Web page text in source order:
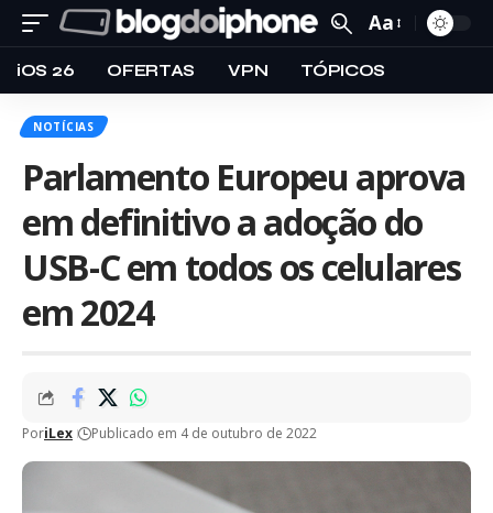
Aa
iOS 26 OFERTAS VPN TÓPICOS
NOTÍCIAS
Parlamento Europeu aprova
em definitivo a adoção do
USB-C em todos os celulares
em 2024
PoriLex Publicado em 4 de outubro de 2022